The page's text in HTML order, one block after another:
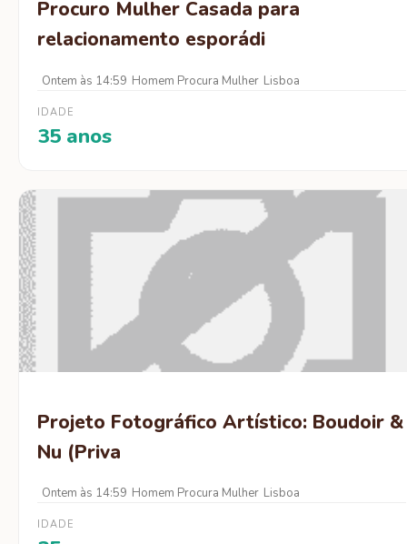
Procuro Mulher Casada para
relacionamento esporádi
Ontem às 14:59 Homem Procura Mulher Lisboa
IDADE
35 anos
Projeto Fotográfico Artístico: Boudoir &
Nu (Priva
Ontem às 14:59 Homem Procura Mulher Lisboa
IDADE